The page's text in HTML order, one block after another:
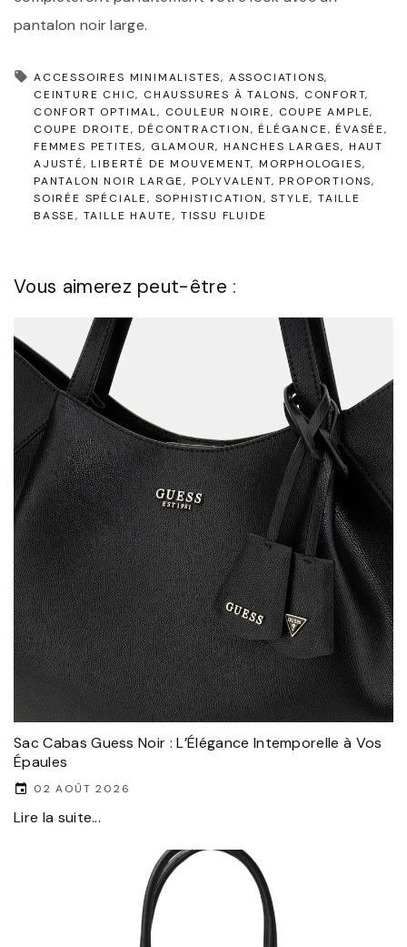
pantalon noir large.
ACCESSOIRES MINIMALISTES ASSOCIATIONS
CEINTURE CHIC CHAUSSURES À TALONS
CONFORT
CONFORT OPTIMAL
COULEUR NOIRE
COUPE AMPLE
COUPE DROITE
DÉCONTRACTION ÉLÉGANCE
ÉVASÉE
FEMMES PETITES
GLAMOUR HANCHES LARGES HAUT
AJUSTÉ
LIBERTÉ DE MOUVEMENT MORPHOLOGIES
PANTALON NOIR LARGE POLYVALENT PROPORTIONS
SOIRÉE SPÉCIALE SOPHISTICATION STYLE TAILLE
BASSE
TAILLE HAUTE TISSU FLUIDE
Vous aimerez peut-être :
Sac Cabas Guess Noir : L’Élégance Intemporelle à Vos
Épaules
02 AOÛT 2026
Lire la suite...